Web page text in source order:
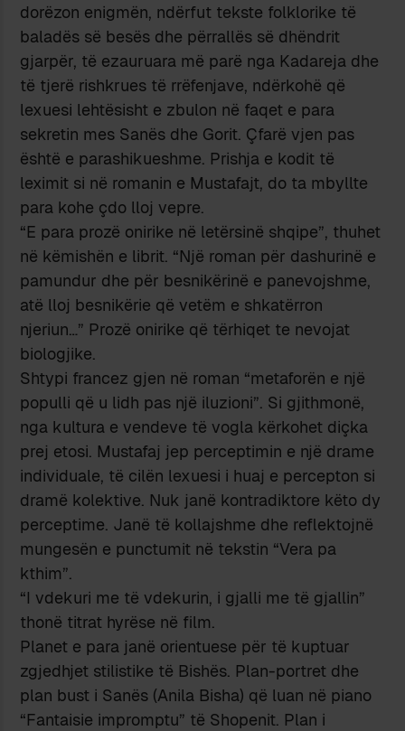
dorëzon enigmën, ndërfut tekste folklorike të
baladës së besës dhe përrallës së dhëndrit
gjarpër, të ezauruara më parë nga Kadareja dhe
të tjerë rishkrues të rrëfenjave, ndërkohë që
lexuesi lehtësisht e zbulon në faqet e para
sekretin mes Sanës dhe Gorit. Çfarë vjen pas
është e parashikueshme. Prishja e kodit të
leximit si në romanin e Mustafajt, do ta mbyllte
para kohe çdo lloj vepre.
“E para prozë onirike në letërsinë shqipe”, thuhet
në këmishën e librit. “Një roman për dashurinë e
pamundur dhe për besnikërinë e panevojshme,
atë lloj besnikërie që vetëm e shkatërron
njeriun…” Prozë onirike që tërhiqet te nevojat
biologjike.
Shtypi francez gjen në roman “metaforën e një
populli që u lidh pas një iluzioni”. Si gjithmonë,
nga kultura e vendeve të vogla kërkohet diçka
prej etosi. Mustafaj jep perceptimin e një drame
individuale, të cilën lexuesi i huaj e percepton si
dramë kolektive. Nuk janë kontradiktore këto dy
perceptime. Janë të kollajshme dhe reflektojnë
mungesën e punctumit në tekstin “Vera pa
kthim”.
“I vdekuri me të vdekurin, i gjalli me të gjallin”
thonë titrat hyrëse në film.
Planet e para janë orientuese për të kuptuar
zgjedhjet stilistike të Bishës. Plan-portret dhe
plan bust i Sanës (Anila Bisha) që luan në piano
“Fantaisie impromptu” të Shopenit. Plan i